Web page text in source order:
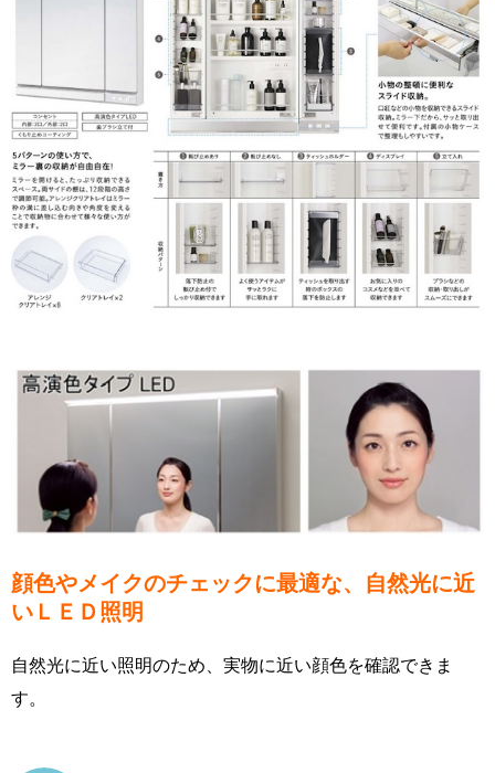
顔色やメイクのチェックに最適な、自然光に近
いＬＥＤ照明
自然光に近い照明のため、実物に近い顔色を確認できま
す。